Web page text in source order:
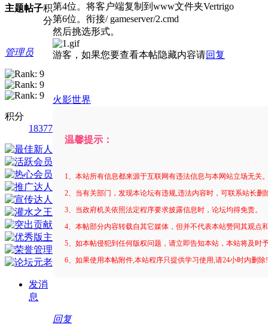
主题帖子积
分
管理员
积分
18377
发消
息
第4位。将客户端复制到www文件夹Vertrigo
第6位。衔接/ gameserver/2.cmd
然后挑选形式。
游客，如果您要查看本帖隐藏内容请回复
火影世界
温馨提示：
1、本站所有信息都来源于互联网有违法信息与本网站立场无关
2、当有关部门，发现本论坛有违规,违法内容时，可联系站长删
3、当政府机关依照法定程序要求披露信息时，论坛均得免责。
4、本帖部分内容转载自其它媒体，但并不代表本站赞同其观点
5、如本帖侵犯到任何版权问题，请立即告知本站，本站将及时
6、如果使用本帖附件,本站程序只提供学习使用,请24小时内删
回复